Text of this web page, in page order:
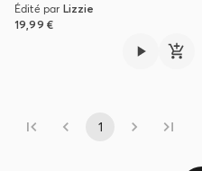
Édité par Lizzie
19,99 €
1